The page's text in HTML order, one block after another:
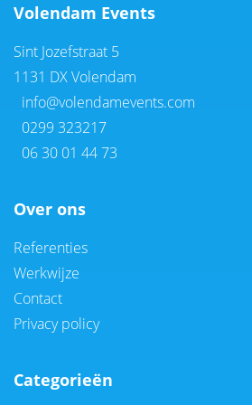
Volendam Events
Sint Jozefstraat 5
1131 DX Volendam
info@volendamevents.com
0299 323217
06 30 01 44 73
Over ons
Referenties
Werkwijze
Contact
Privacy policy
Categorieën